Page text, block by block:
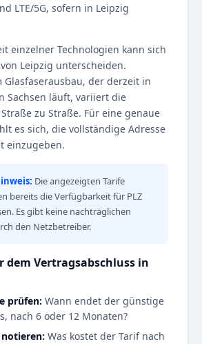
LTE/5G, sofern in Leipzig
einzelner Technologien kann sich
Leipzig unterscheiden.
Glasfaserausbau, der derzeit in
Sachsen läuft, variiert die
zu Straße. Für eine genaue
es sich, die vollständige Adresse
einzugeben.
Die angezeigten Tarife
bereits die Verfügbarkeit für PLZ
Es gibt keine nachträglichen
den Netzbetreiber.
dem Vertragsabschluss in
prüfen: Wann endet der günstige
nach 6 oder 12 Monaten?
Was kostet der Tarif nach